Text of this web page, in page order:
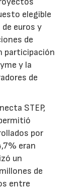
elegible
euros y
de
participación
y la
de
STEP,
por
eran
un
de
entre